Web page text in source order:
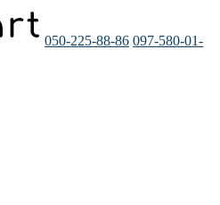
050-225-88-86 097-580-01-